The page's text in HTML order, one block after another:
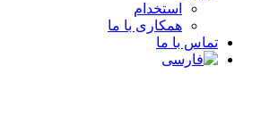
استخدام
همکاری با ما
تماس با ما